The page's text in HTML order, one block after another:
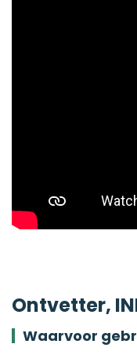
Ontvetter,
Waarvoor